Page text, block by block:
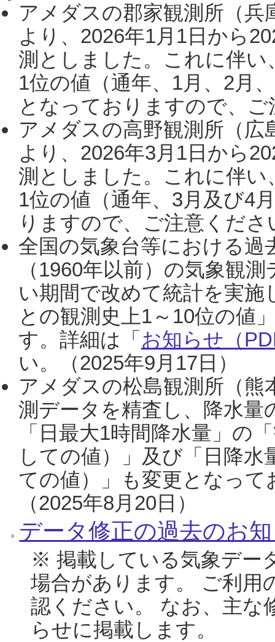
アメダスの郡家観測所（
より、2026年1月1日から
測としました。これに伴い
1位の値（通年、1月、2月
となっておりますので、
アメダスの高野観測所（
より、2026年3月1日から
測としました。これに伴い
1位の値（通年、3月及び4
りますので、ご注意くだ
全国の気象台等における過
（1960年以前）の気象観
い期間で改めて統計を実
との観測史上1～10位の値
す。詳細は「 お知らせ（
い。（2025年9月17日）
アメダスの松島観測所（熊
測データを精査し、降水
「日最大1時間降水量」の
しての値）」及び「日降
ての値）」も変更となっ
（2025年8月20日）
データ修正の過去のお
※ 掲載している気象デー
場合があります。 ご利用
認ください。 なお、主な
らせに掲載します。